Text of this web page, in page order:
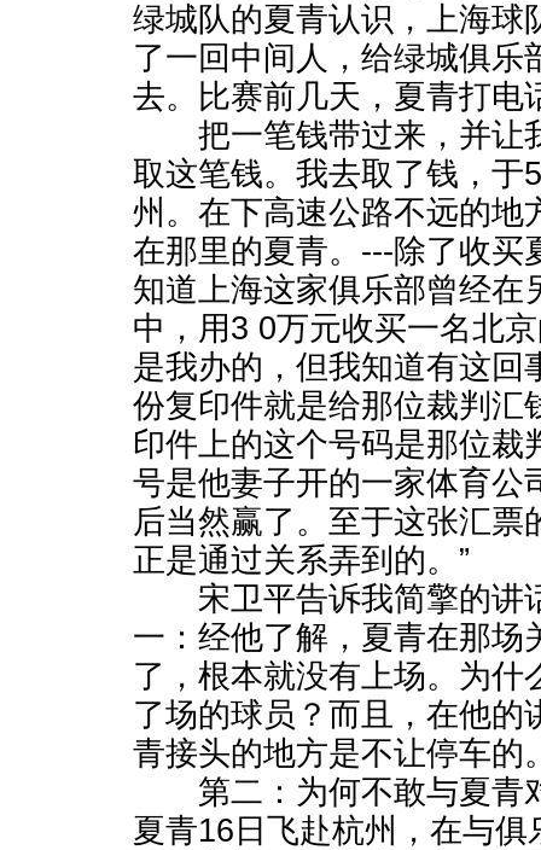
绿城队的夏青认识，上海球
了一回中间人，给绿城俱乐
去。比赛前几天，夏青打电
把一笔钱带过来，并让
取这笔钱。我去取了钱，于
州。在下高速公路不远的地
在那里的夏青。---除了收买
知道上海这家俱乐部曾经在
中，用3 0万元收买一名北
是我办的，但我知道有这回
份复印件就是给那位裁判汇
印件上的这个号码是那位裁
号是他妻子开的一家体育公
后当然赢了。至于这张汇票
正是通过关系弄到的。”
宋卫平告诉我简擎的讲
一：经他了解，夏青在那场
了，根本就没有上场。为什
了场的球员？而且，在他的
青接头的地方是不让停车的
第二：为何不敢与夏青
夏青16日飞赴杭州，在与